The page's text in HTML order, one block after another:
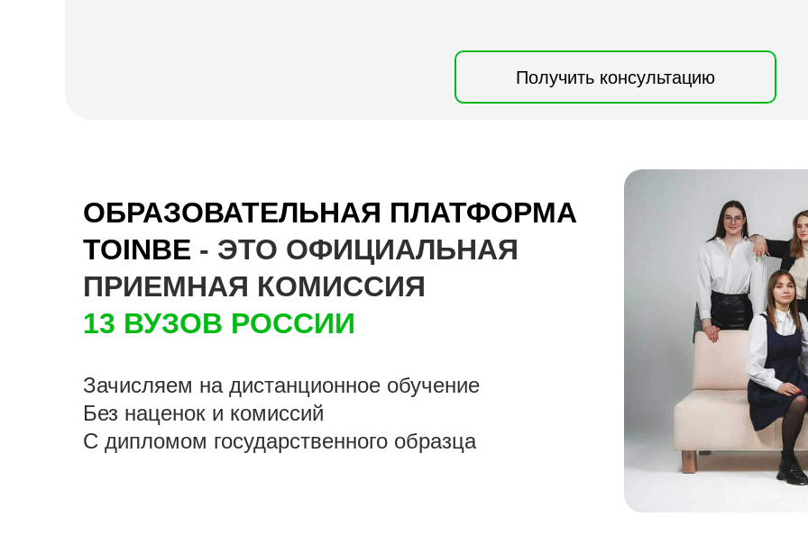
Получить консультацию
ОБРАЗОВАТЕЛЬНАЯ ПЛАТФОРМА
TOINBE - ЭТО ОФИЦИАЛЬНАЯ
ПРИЕМНАЯ КОМИССИЯ
13 ВУЗОВ РОССИИ
Зачисляем на дистанционное обучение
Без наценок и комиссий
С дипломом государственного образца